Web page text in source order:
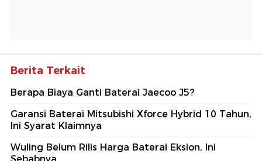
Berita Terkait
Berapa Biaya Ganti Baterai Jaecoo J5?
Garansi Baterai Mitsubishi Xforce Hybrid 10 Tahun,
Ini Syarat Klaimnya
Wuling Belum Rilis Harga Baterai Eksion, Ini